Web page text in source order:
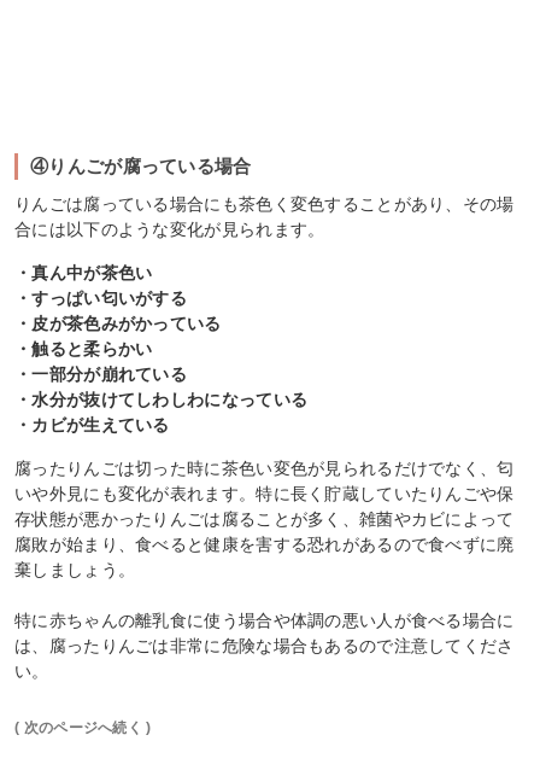
④りんごが腐っている場合
りんごは腐っている場合にも茶色く変色することがあり、その場
合には以下のような変化が見られます。
・真ん中が茶色い
・すっぱい匂いがする
・皮が茶色みがかっている
・触ると柔らかい
・一部分が崩れている
・水分が抜けてしわしわになっている
・カビが生えている
腐ったりんごは切った時に茶色い変色が見られるだけでなく、匂
いや外見にも変化が表れます。特に長く貯蔵していたりんごや保
存状態が悪かったりんごは腐ることが多く、雑菌やカビによって
腐敗が始まり、食べると健康を害する恐れがあるので食べずに廃
棄しましょう。
特に赤ちゃんの離乳食に使う場合や体調の悪い人が食べる場合に
は、腐ったりんごは非常に危険な場合もあるので注意してくださ
い。
( 次のページへ続く )